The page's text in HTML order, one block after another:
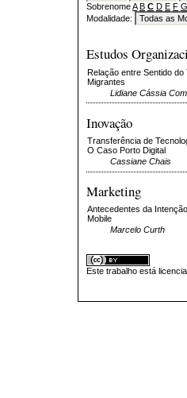
SobrenomeA B C D E F G
Modalidade:
Estudos
Relação entre Sentido
Migrantes
Lidiane Cássia
Inovação
Transferência de
O Caso Porto Digital
Cassiane Chais
Marketing
Antecedentes da
Mobile
Marcelo Curth
Este trabalho está